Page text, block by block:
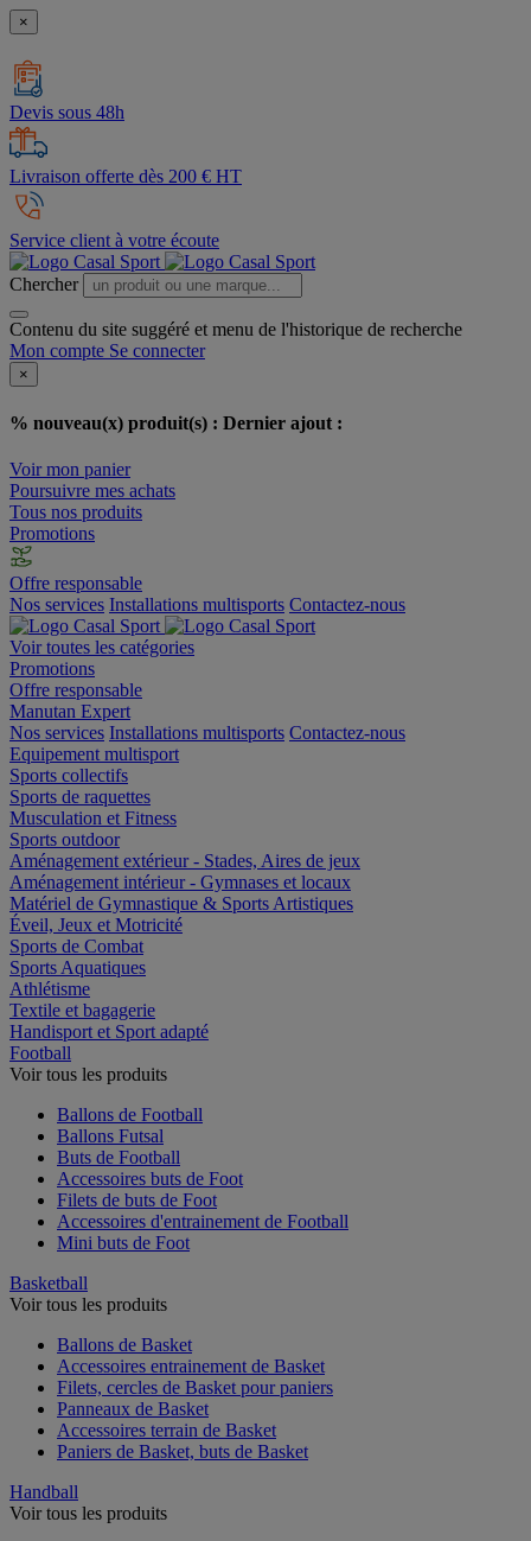
×
Devis sous 48h
Livraison offerte dès 200 € HT
Service client à votre écoute
Chercher
Contenu du site suggéré et menu de l'historique de recherche
Mon compte Se connecter
×
% nouveau(x) produit(s) : Dernier ajout :
Voir mon panier
Poursuivre mes achats
Tous nos produits
Promotions
Offre responsable
Nos services Installations multisports Contactez-nous
Voir toutes les catégories
Promotions
Offre responsable
Manutan Expert
Nos services Installations multisports Contactez-nous
Equipement multisport
Sports collectifs
Sports de raquettes
Musculation et Fitness
Sports outdoor
Aménagement extérieur - Stades, Aires de jeux
Aménagement intérieur - Gymnases et locaux
Matériel de Gymnastique & Sports Artistiques
Éveil, Jeux et Motricité
Sports de Combat
Sports Aquatiques
Athlétisme
Textile et bagagerie
Handisport et Sport adapté
Football
Voir tous les produits
Ballons de Football
Ballons Futsal
Buts de Football
Accessoires buts de Foot
Filets de buts de Foot
Accessoires d'entrainement de Football
Mini buts de Foot
Basketball
Voir tous les produits
Ballons de Basket
Accessoires entrainement de Basket
Filets, cercles de Basket pour paniers
Panneaux de Basket
Accessoires terrain de Basket
Paniers de Basket, buts de Basket
Handball
Voir tous les produits